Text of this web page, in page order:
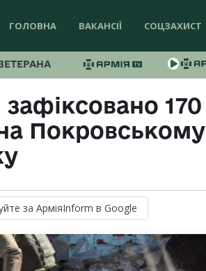
ГОЛОВНА ВАКАНСІЇ СОЦЗАХИСТ
170
Покровському
за АрміяInform в Google